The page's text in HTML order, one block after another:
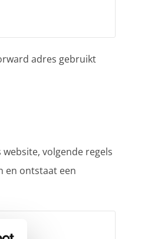
adres gebruikt
volgende regels
en ontstaat een